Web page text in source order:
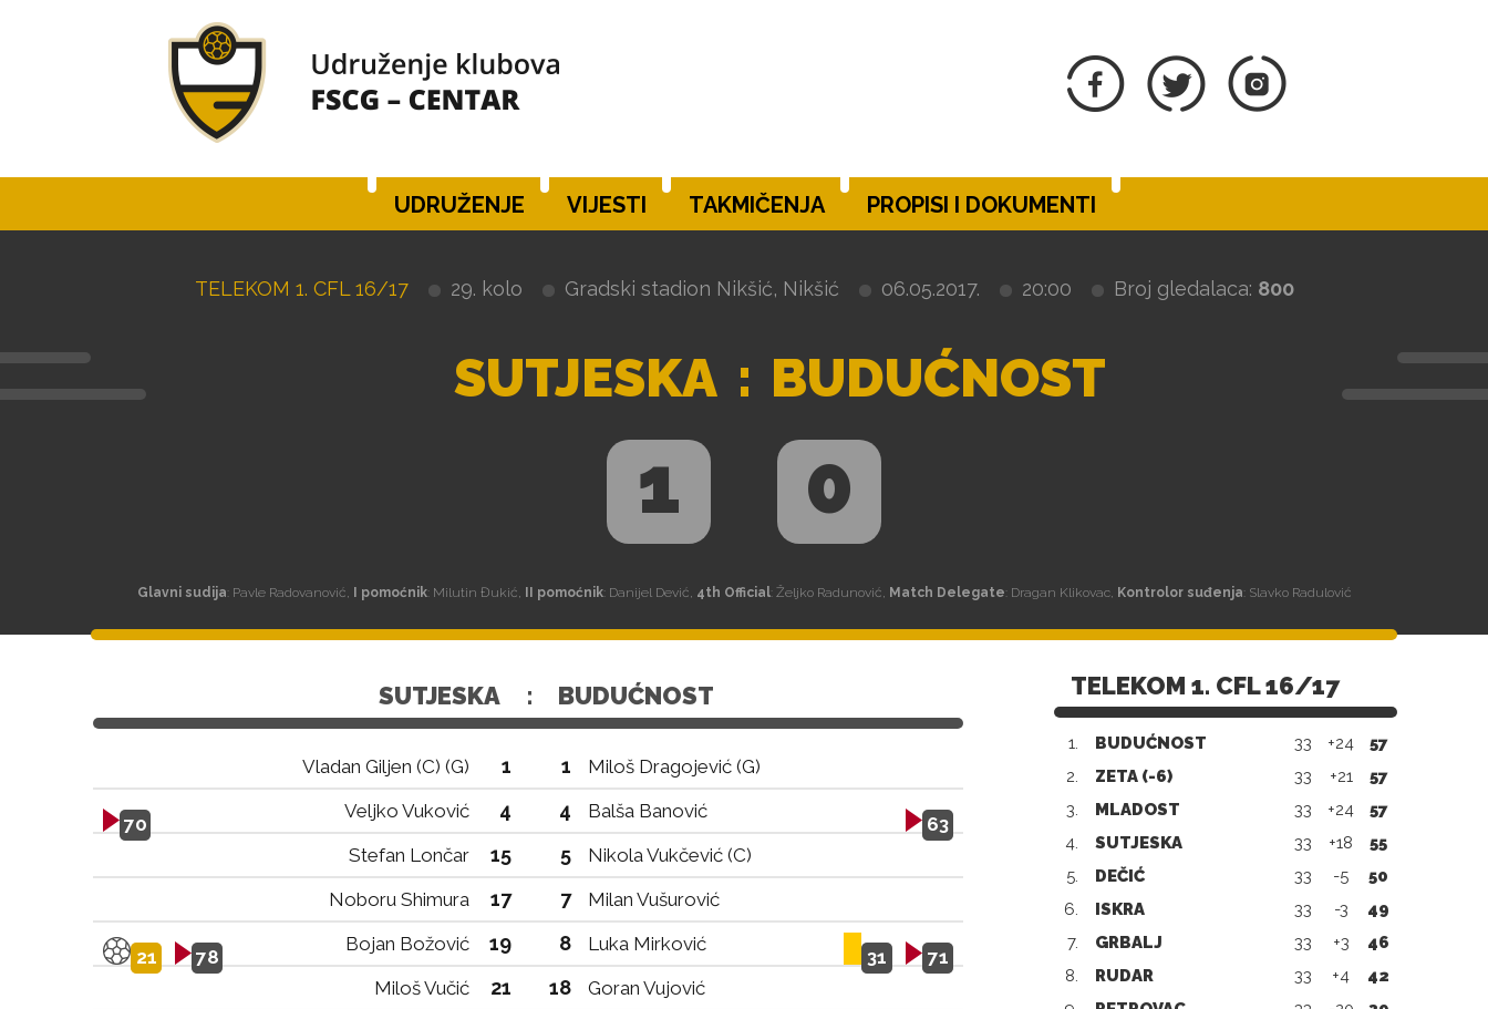
UDRUŽENJE VIJESTI TAKMIČENJA PROPISI I DOKUMENTI
TELEKOM 1. CFL 16/17 29. kolo Gradski stadion Nikšić, Nikšić 06.05.2017. 20:00 Broj gledalaca: 800
SUTJESKA : BUDUĆNOST
1 0
Glavni sudija: Pavle Radovanović, I pomoćnik: Milutin Đukić, II pomoćnik: Danijel Dević, 4th Official: Željko Radunović, Match Delegate: Dragan Klikovac, Kontrolor suđenja: Slavko Radulović
SUTJESKA : BUDUĆNOST
Vladan Giljen (C) (G) 1 1 Miloš Dragojević (G)
70
Veljko Vuković 4 4 Balša Banović
63
Stefan Lončar
15 5
Nikola Vukčević (C)
Noboru Shimura
17 7 Milan Vušurović
21 78
Bojan Božović 19 8 Luka Mirković
31
71
Miloš Vučić
21 18
Goran Vujović
TELEKOM 1. CFL 16/17
1. BUDUĆNOST 33 +24
57
2.
ZETA (-6) 33 +21
57
3.
MLADOST 33 +24
57
4.
SUTJESKA 33 +18
55
5.
DEČIĆ 33 -5
50
6.
ISKRA 33 -3
49
7.
GRBALJ 33 +3
46
8.
RUDAR 33 +4
42